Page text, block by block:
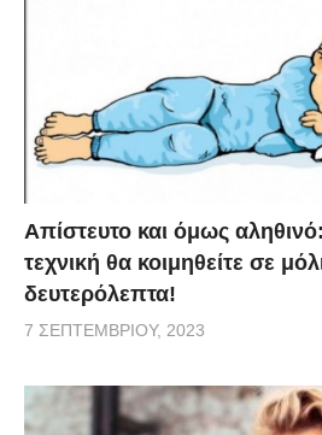
Απίστευτο και όμως
τεχνική θα κοιμηθείτε σε
δευτερόλεπτα!
7 ΣΕΠΤΕΜΒΡΊΟΥ, 2023